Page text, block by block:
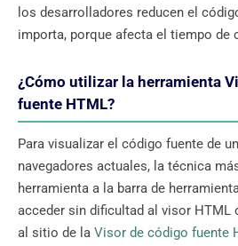
los desarrolladores reducen el
importa, porque afecta el tiempo de
¿Cómo utilizar la herramienta
fuente HTML?
Para visualizar el código fuente de
navegadores actuales, la técnica
herramienta a la barra de
acceder sin dificultad al visor HTML
al sitio de la Visor de código fuente